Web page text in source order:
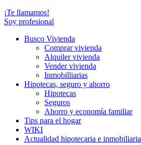
¡Te llamamos!
Soy profesional
Busco Vivienda
Comprar vivienda
Alquiler vivienda
Vender vivienda
Inmobilliarias
Hipotecas, seguro y ahorro
Hipotecas
Seguros
Ahorro y economía familiar
Tips para el hogar
WIKI
Actualidad hipotecaria e inmobiliaria